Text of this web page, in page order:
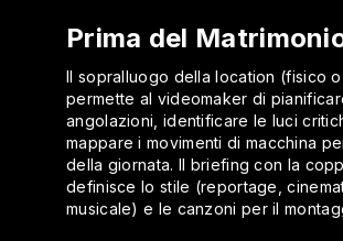
Prima del
Il sopralluogo della location (fisico
permette al videomaker di
angolazioni, identificare le luci
mappare i movimenti di macchina
della giornata. Il briefing con la
definisce lo stile (reportage,
musicale) e le canzoni per il